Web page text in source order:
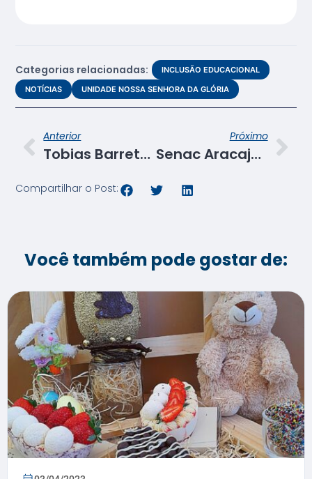
Categorias relacionadas:
INCLUSÃO EDUCACIONAL
NOTÍCIAS
UNIDADE NOSSA SENHORA DA GLÓRIA
Anterior
Tobias Barreto: unidade conclui curso de comidas típicas juninas com foco no empreendedorismo
Próximo
Senac Aracaju promove ação que valoriza a prática educacional aliada às tradições juninas de Sergipe
Compartilhar o Post:
Você também pode gostar de: